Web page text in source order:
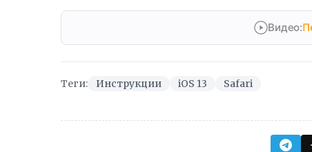
Видео:
Теги: Инструкции iOS 13 Safari